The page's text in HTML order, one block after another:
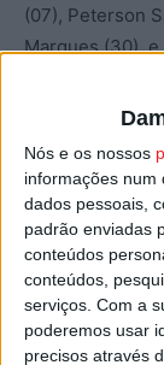
Nós e os nossos
informações num
dados pessoais,
padrão enviadas
conteúdos
conteúdos,
serviços. Com a
poderemos usar
precisos através
(07), Peterson
Marques (30),
Desporto Praia
formação da
equipa que
ao eliminar o
Taça de
Esta e outras